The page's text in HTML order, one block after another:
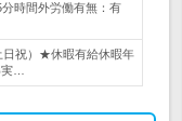
時間外労働有無：有
日祝）★休暇有給休暇年
…